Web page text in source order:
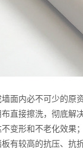
面内必不可少的原资
直接擦洗，彻底解
变形和不老化效果；
有较高的抗压、抗